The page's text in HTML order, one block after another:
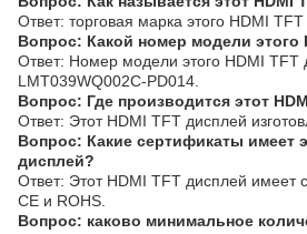
Ответ: торговая марка этого HDMI
Вопрос: Какой номер модели этого
Ответ: Номер модели этого HDMI TFT
LMT039WQ002C-PD014.
Вопрос: Где производится этот
Ответ: Этот HDMI TFT дисплей
Вопрос: Какие сертификаты имеет
дисплей?
Ответ: Этот HDMI TFT дисплей имеет
CE и ROHS.
Вопрос: каково минимальное